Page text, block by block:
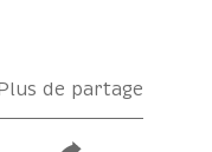
de partage